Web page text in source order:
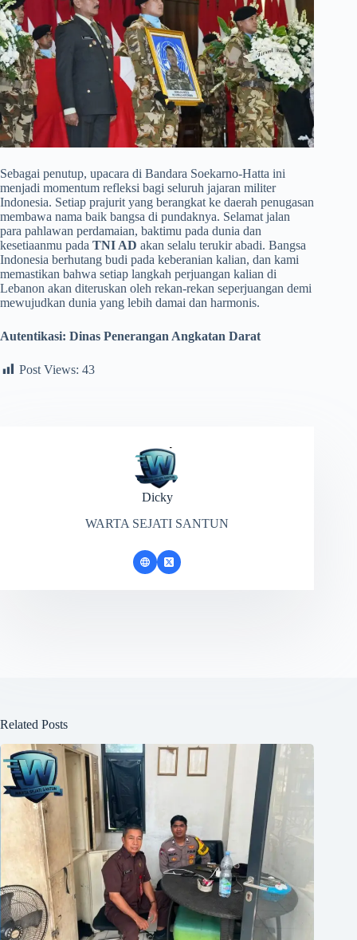
​Sebagai penutup, upacara di Bandara Soekarno-Hatta ini
menjadi momentum refleksi bagi seluruh jajaran militer
Indonesia. Setiap prajurit yang berangkat ke daerah penugasan
membawa nama baik bangsa di pundaknya. Selamat jalan
para pahlawan perdamaian, baktimu pada dunia dan
kesetiaanmu pada TNI AD akan selalu terukir abadi. Bangsa
Indonesia berhutang budi pada keberanian kalian, dan kami
memastikan bahwa setiap langkah perjuangan kalian di
Lebanon akan diteruskan oleh rekan-rekan seperjuangan demi
mewujudkan dunia yang lebih damai dan harmonis.
Autentikasi: Dinas Penerangan Angkatan Darat
Post Views: 43
Dicky
WARTA SEJATI SANTUN
Related Posts